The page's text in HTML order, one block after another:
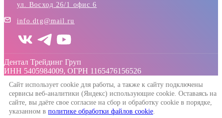
ул. Восход 26/1 офис 6
info.dtg@mail.ru
Дентал Трейдинг Груп
ИНН 5405984009, ОГРН 1165476156526
Сайт использует cookie для работы, а также к сайту подключены
сервисы веб-аналитики (Яндекс) использующие cookie. Оставаясь на
сайте, вы даёте свое согласие на сбор и обработку cookie в порядке,
указанном в политике обработки файлов cookie